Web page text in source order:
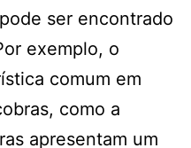
ser encontrado
exemplo, o
comum em
como a
apresentam um